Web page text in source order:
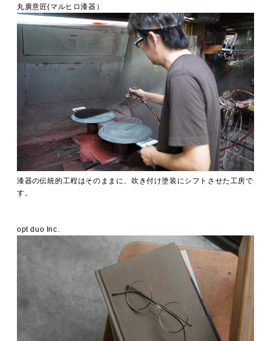
丸廣意匠(マルヒロ漆器）
漆器の伝統的工程はそのままに、吹き付け塗装にシフトさせた工房で
す。
opt duo Inc.